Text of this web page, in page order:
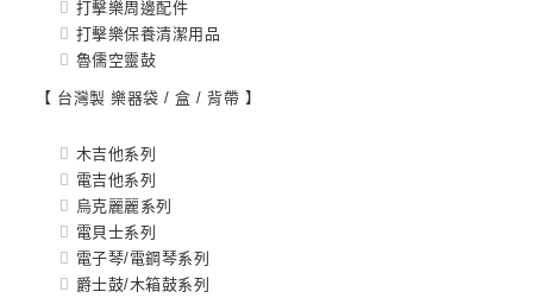
打擊樂周邊配件
打擊樂保養清潔用品
魯儒空靈鼔
【 台灣製 樂器袋 / 盒 / 背帶 】
木吉他系列
電吉他系列
烏克麗麗系列
電貝士系列
電子琴/電鋼琴系列
爵士鼓/木箱鼓系列